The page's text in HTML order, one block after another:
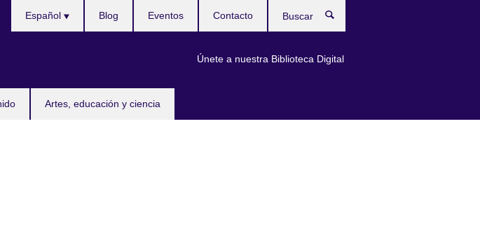
Artes, educación y ciencia
idioma
Español
Únete a nuestra Biblioteca Digital
Blog Eventos Contacto